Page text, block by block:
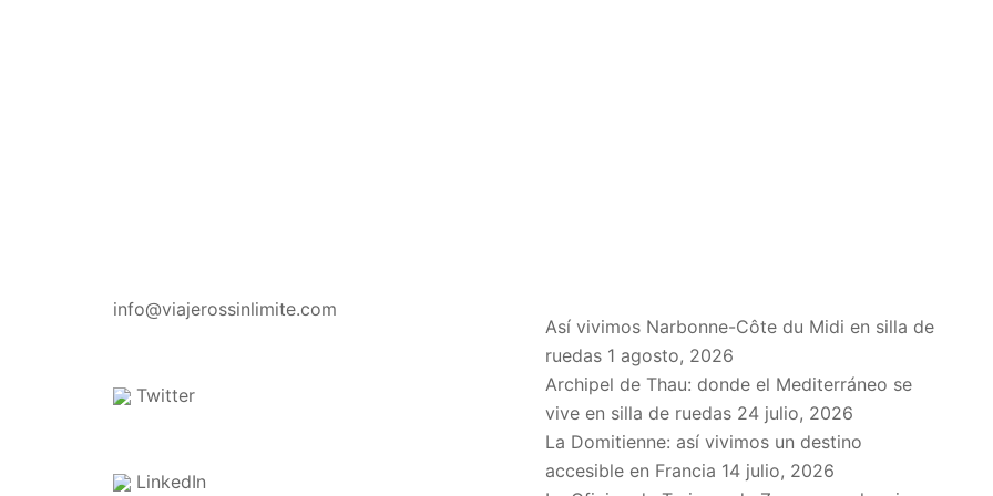
info@viajerossinlimite.com
Twitter
LinkedIn
Así vivimos Narbonne-Côte du Midi en silla de
ruedas 1 agosto, 2026
Archipel de Thau: donde el Mediterráneo se
vive en silla de ruedas 24 julio, 2026
La Domitienne: así vivimos un destino
accesible en Francia 14 julio, 2026